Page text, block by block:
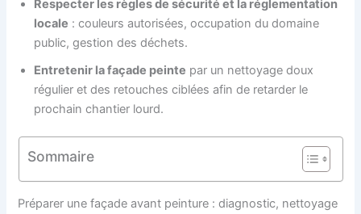
Respecter les règles de sécurité et la réglementation
locale : couleurs autorisées, occupation du domaine
public, gestion des déchets.
Entretenir la façade peinte par un nettoyage doux
régulier et des retouches ciblées afin de retarder le
prochain chantier lourd.
Sommaire
Préparer une façade avant peinture : diagnostic, nettoyage